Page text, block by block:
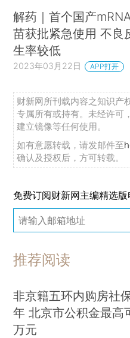
解药｜首个国产
苗获批紧急使用 不良
生率较低
2023年03月22日 APP打开
财新网所刊载内容之知识产
专属所有或持有。未经许可
建立镜像等任何使用。
如有意愿转载，请发邮件至
确认及授权后，方可转载。
免费订阅财新网主编精选版
推荐阅读
非京籍五环内购房社
年 北京市公积金最高
万元